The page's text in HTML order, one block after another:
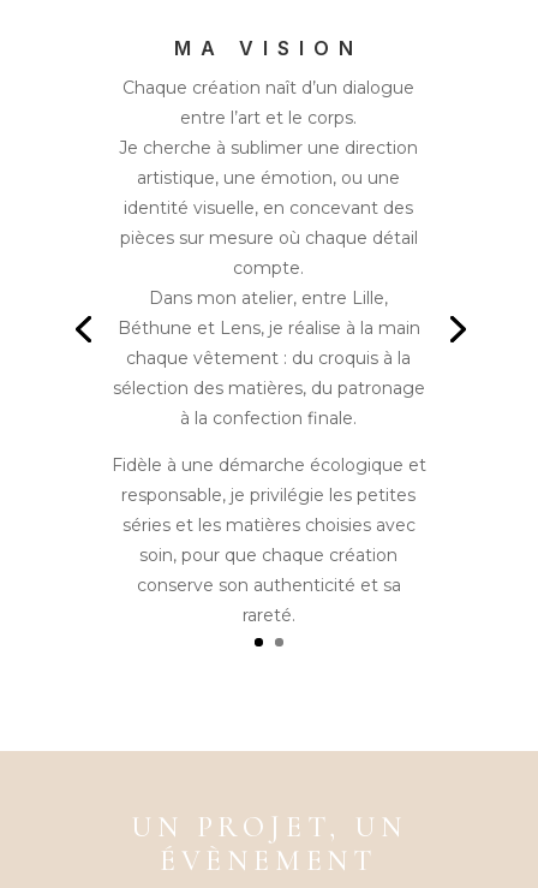
MA VISION
Chaque création naît d’un dialogue
entre l’art et le corps.
Je cherche à sublimer une direction
artistique, une émotion, ou une
identité visuelle, en concevant des
pièces sur mesure où chaque détail
compte.
Dans mon atelier, entre Lille,
Béthune et Lens, je réalise à la main
chaque vêtement : du croquis à la
sélection des matières, du patronage
à la confection finale.
Fidèle à une démarche écologique et
responsable, je privilégie les petites
séries et les matières choisies avec
soin, pour que chaque création
conserve son authenticité et sa
rareté.
UN PROJET, UN
ÉVÈNEMENT